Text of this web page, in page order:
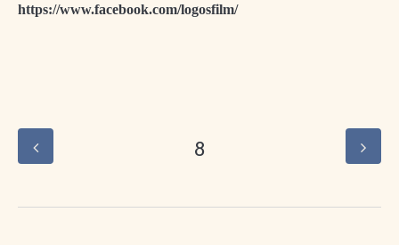
https://www.facebook.com/logosfilm/
8